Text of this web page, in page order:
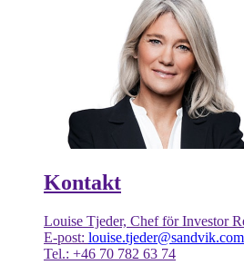
Kontakt
Louise Tjeder, Chef för Investor
E-post: louise.tjeder@sandvik.com
Tel.: +46 70 782 63 74